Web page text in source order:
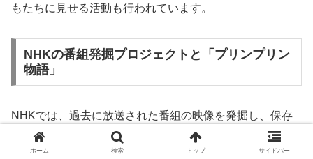
もたちに見せる活動も行われています。
NHKの番組発掘プロジェクトと「プリンプリン
物語」
NHKでは、過去に放送された番組の映像を発掘し、保存
する活動を続けています。その一環として、**「プリンプ
リン物語」**の映像を探す取り組みが紹介されました。こ
ホーム 検索 トップ サイドバー